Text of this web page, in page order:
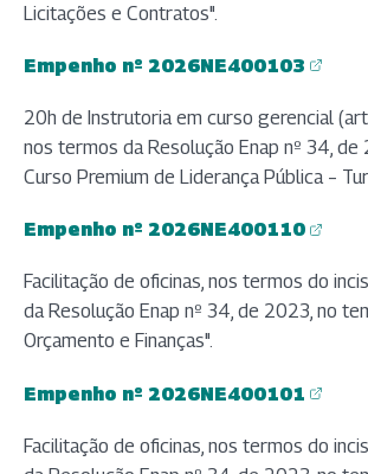
Licitações e Contratos".
Empenho nº 2026NE400103
(abre em nova aba)
20h de Instrutoria em curso gerencial
nos termos da Resolução Enap nº 34, de
Curso Premium de Liderança Pública –
Empenho nº 2026NE400110
(abre em nova aba)
Facilitação de oficinas, nos termos do
da Resolução Enap nº 34, de 2023, no
Orçamento e Finanças".
Empenho nº 2026NE400101
(abre em nova aba)
Facilitação de oficinas, nos termos do